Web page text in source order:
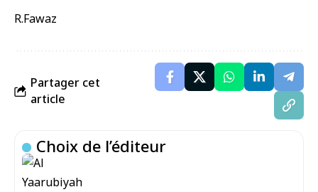
R.Fawaz
Partager cet
article
Choix de l’éditeur